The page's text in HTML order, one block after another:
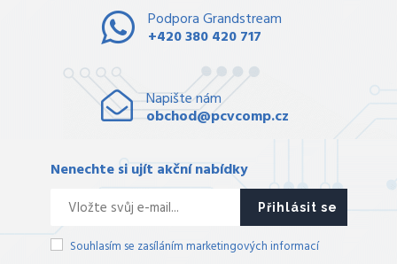
Podpora Grandstream
+420 380 420 717
Napište nám
obchod@pcvcomp.cz
Nenechte si ujít akční nabídky
Přihlásit se
Souhlasím se zasíláním marketingových informací